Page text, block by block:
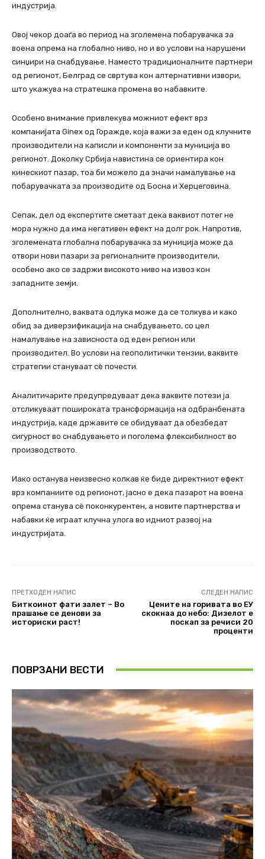
индустрија.
Овој чекор доаѓа во период на зголемена побарувачка за
воена опрема на глобално ниво, но и во услови на нарушени
синџири на снабдување. Наместо традиционалните партнери
од регионот, Белград се свртува кон алтернативни извори,
што укажува на стратешка промена во набавките.
Особено внимание привлекува можниот ефект врз
компанијата Ginex од Горажде, која важи за еден од клучните
производители на каписли и компоненти за муниција во
регионот. Доколку Србија навистина се ориентира кон
кинескиот пазар, тоа би можело да значи намалување на
побарувачката за производите од Босна и Херцеговина.
Сепак, дел од експертите сметаат дека ваквиот потег не
мора нужно да има негативен ефект на долг рок. Напротив,
зголемената глобална побарувачка за муниција може да
отвори нови пазари за регионалните производители,
особено ако се задржи високото ниво на извоз кон
западните земји.
Дополнително, ваквата одлука може да се толкува и како
обид за диверзификација на снабдувањето, со цел
намалување на зависноста од еден регион или
производител. Во услови на геополитички тензии, ваквите
стратегии стануваат сè почести.
Аналитичарите предупредуваат дека ваквите потези ја
отсликуваат пошироката трансформација на одбранбената
индустрија, каде државите се обидуваат да обезбедат
сигурност во снабдувањето и поголема флексибилност во
производството.
Иако останува неизвесно колкав ќе биде директниот ефект
врз компаниите од регионот, јасно е дека пазарот на воена
опрема станува сè поконкурентен, а новите партнерства и
набавки ќе играат клучна улога во идниот развој на
индустријата.
ПРЕТХОДЕН НАПИС
Биткоинот фати залет – Во
прашање се денови за
историски раст!
СЛЕДЕН НАПИС
Цените на горивата во ЕУ
скокнаа до небо: Дизелот е
поскап за речиси 20
проценти
ПОВРЗАНИ ВЕСТИ